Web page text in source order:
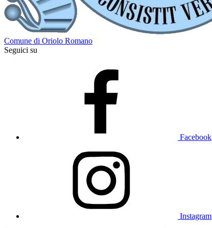
Comune di Oriolo Romano
Seguici su
Facebook
Instagram